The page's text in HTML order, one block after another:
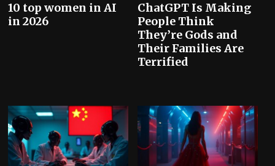
10 top women in AI
in 2026
ChatGPT Is Making
People Think
They’re Gods and
Their Families Are
Terrified